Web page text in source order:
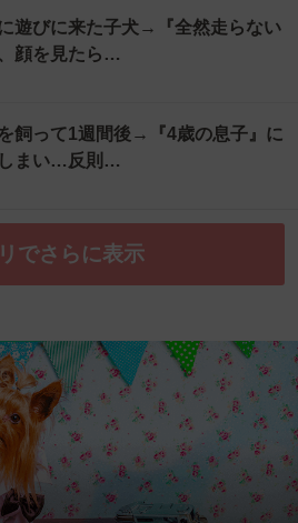
に遊びに来た子犬→『全然走らない
顔を見たら…
飼って1週間後→『4歳の息子』に
まい…反則…
でさらに表示